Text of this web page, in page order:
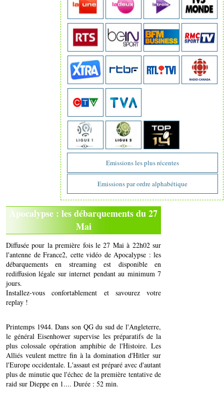
Emissions les plus récentes
Emissions par ordre alphabétique
Apocalypse : les débarquements du 27
Mai
Diffusée pour la première fois le 27 Mai à 22h02 sur
l'antenne de France2, cette vidéo de Apocalypse : les
débarquements en streaming est disponible en
rediffusion légale sur internet pendant au minimum 7
jours.
Installez-vous confortablement et savourez votre
replay !
Printemps 1944. Dans son QG du sud de l'Angleterre,
le général Eisenhower supervise les préparatifs de la
plus colossale opération amphibie de l'Histoire. Les
Alliés veulent mettre fin à la domination d'Hitler sur
l'Europe occidentale. L'assaut est préparé avec d'autant
plus de minutie que l'échec de la première tentative de
raid sur Dieppe en 1.... Durée : 52 min.